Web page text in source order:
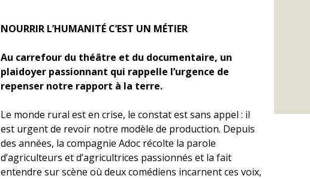
NOURRIR L’HUMANITÉ C’EST UN MÉTIER
Au carrefour du théâtre et du documentaire, un
plaidoyer passionnant qui rappelle l’urgence de
repenser notre rapport à la terre.
Le monde rural est en crise, le constat est sans appel : il
est urgent de revoir notre modèle de production. Depuis
des années, la compagnie Adoc récolte la parole
d’agriculteurs et d’agricultrices passionnés et la fait
entendre sur scène où deux comédiens incarnent ces voix,